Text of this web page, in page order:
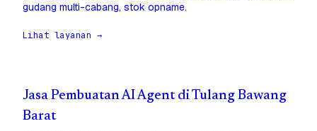
gudang multi-cabang, stok opname.
Lihat layanan →
Jasa Pembuatan AI Agent di Tulang Bawang
Barat